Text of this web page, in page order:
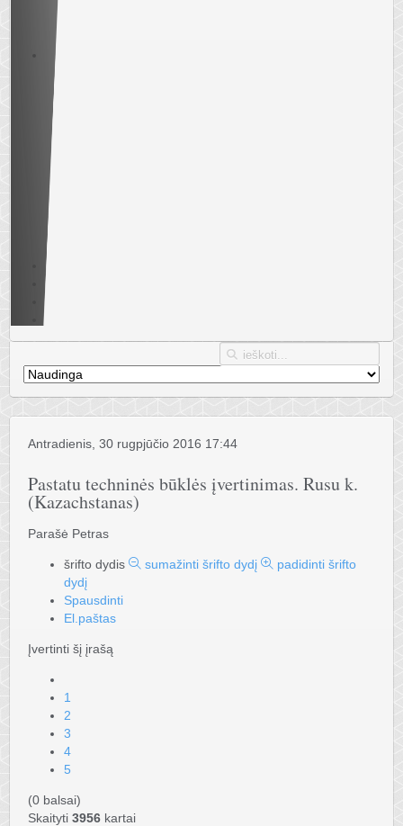
Antradienis, 30 rugpjūčio 2016 17:44
Pastatu techninės būklės įvertinimas. Rusu k.
(Kazachstanas)
Parašė Petras
šrifto dydis sumažinti šrifto dydį
padidinti šrifto
dydį
Spausdinti
El.paštas
Įvertinti šį įrašą
1
2
3
4
5
(0 balsai)
Skaityti 3956 kartai